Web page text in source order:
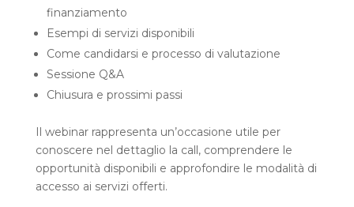
finanziamento
Esempi di servizi disponibili
Come candidarsi e processo di valutazione
Sessione Q&A
Chiusura e prossimi passi
Il webinar rappresenta un’occasione utile per
conoscere nel dettaglio la call, comprendere le
opportunità disponibili e approfondire le modalità di
accesso ai servizi offerti.